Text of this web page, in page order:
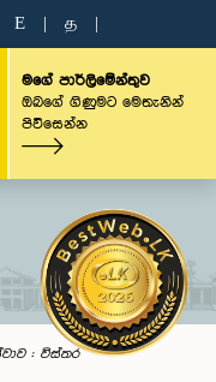
E த
මගේ පාර්ලිමේන්තුව
ඔබගේ ගිණුමට මෙතැනින්
පිවිසෙන්න
: විස්තර